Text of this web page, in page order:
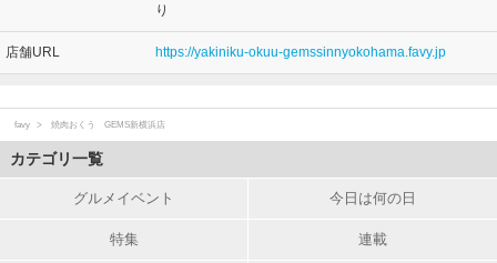
り
店舗URL https://yakiniku-okuu-gemssinnyokohama.favy.jp
favy 焼肉おくう GEMS新横浜店
カテゴリ一覧
グルメイベント 今日は何の日
特集 連載